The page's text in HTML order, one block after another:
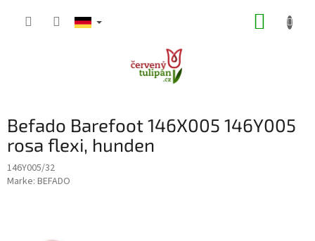
Befado Barefoot 146X005 146Y005
rosa flexi, hunden
146Y005/32
Marke: BEFADO